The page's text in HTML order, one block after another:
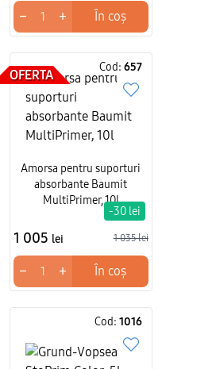
− + În coș
OFERTA
Cod: 657
Amorsa pentru suporturi
absorbante Baumit
MultiPrimer, 10l
1 005 lei 1 035 lei
-30 lei
− + În coș
Cod: 1016